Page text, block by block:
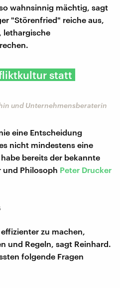
wahnsinnig mächtig, sagt
"Störenfried" reiche aus,
lethargische
statt
und Unternehmensberaterin
eine Entscheidung
nicht mindestens eine
bereits der bekannte
und Philosoph Peter Drucker
zu machen,
und Regeln, sagt Reinhard.
folgende Fragen